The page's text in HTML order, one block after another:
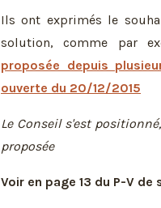
Ils ont exprimés le
solution, comme par
proposée depuis
ouverte du 20/12/2015
Le Conseil s'est
proposée
Voir en page 13 du P-V de